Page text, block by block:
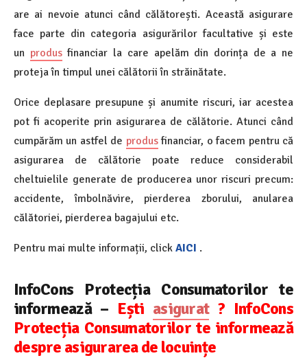
are ai nevoie atunci când călătorești. Această asigurare
face parte din categoria asigurărilor facultative și este
un produs financiar la care apelăm din dorința de a ne
proteja în timpul unei călătorii în străinătate.
Orice deplasare presupune și anumite riscuri, iar acestea
pot fi acoperite prin asigurarea de călătorie. Atunci când
cumpărăm un astfel de produs financiar, o facem pentru că
asigurarea de călătorie poate reduce considerabil
cheltuielile generate de producerea unor riscuri precum:
accidente, îmbolnăvire, pierderea zborului, anularea
călătoriei, pierderea bagajului etc.
Pentru mai multe informații, click AICI .
InfoCons Protecția Consumatorilor te
informează – Ești asigurat? InfoCons
Protecția Consumatorilor te informează
despre asigurarea de locuințe